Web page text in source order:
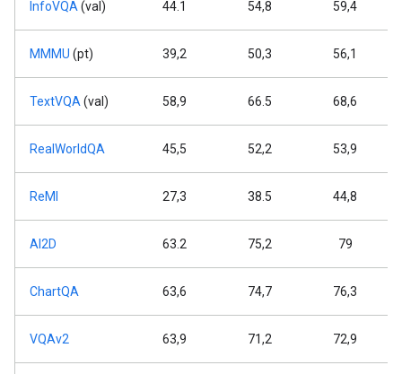
InfoVQA (val) 44.1 54,8 59,4
MMMU (pt) 39,2 50,3 56,1
TextVQA (val) 58,9 66.5 68,6
RealWorldQA 45,5 52,2 53,9
ReMI 27,3 38.5 44,8
AI2D 63.2 75,2 79
ChartQA 63,6 74,7 76,3
VQAv2 63,9 71,2 72,9